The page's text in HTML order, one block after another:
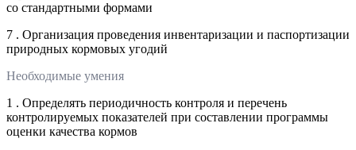
со стандартными формами
7 . Организация проведения инвентаризации и паспортизации
природных кормовых угодий
Необходимые умения
1 . Определять периодичность контроля и перечень
контролируемых показателей при составлении программы
оценки качества кормов